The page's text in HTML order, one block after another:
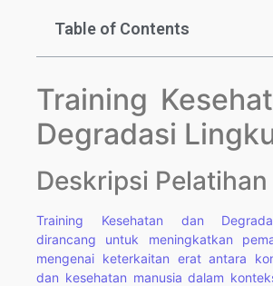
Table of Contents
Training
Degradasi
Deskripsi Pelatihan
Training Kesehatan dan
dirancang untuk meningkatkan
mengenai keterkaitan erat antara
dan kesehatan manusia dalam